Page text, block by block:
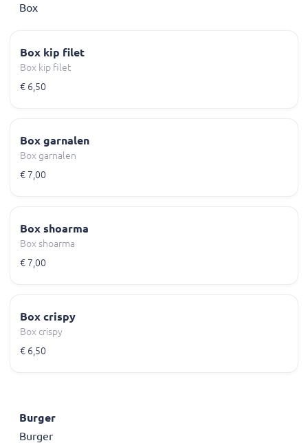
Box
Box kip filet
Box kip filet
€ 6,50
Box garnalen
Box garnalen
€ 7,00
Box shoarma
Box shoarma
€ 7,00
Box crispy
Box crispy
€ 6,50
Burger
Burger